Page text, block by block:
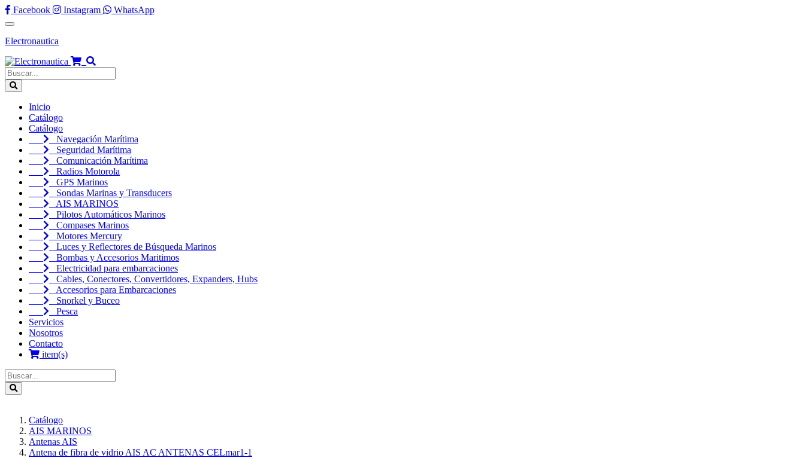
Facebook Instagram WhatsApp
Electronautica
Inicio(current)
Catálogo
Catálogo
Navegación Marítima
Seguridad Marítima
Comunicación Marítima
Radios Motorola
GPS Marinos
Sondas Marinas y Transducers
AIS MARINOS
Pilotos Automáticos Marinos
Compases Marinos
Motores Mercury
Luces y Reflectores de Búsqueda Marinos
Bombas y Accesorios Maritimos
Electricidad para embarcaciones
Cables, Conectores, Convertidores, Expanders, Hubs
Accesorios para Embarcaciones
Snorkel y Buceo
Pesca
Servicios
Nosotros
Contacto
item(s)
Catálogo
AIS MARINOS
Antenas AIS
Antena de fibra de vidrio AIS AC ANTENAS CELmar1-1